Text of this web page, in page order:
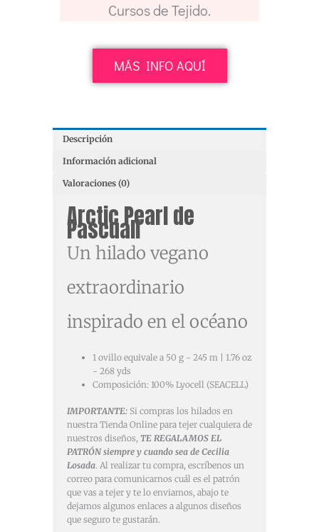
Cursos de Tejido.
MÁS INFO AQUÍ
Descripción
Información adicional
Valoraciones (0)
Arctic Pearl de
Pascuali
Un hilado vegano
extraordinario
inspirado en el océano
1 ovillo equivale a 50 g ~ 245 m | 1.76 oz
~ 268 yds
Composición: 100% Lyocell (SEACELL)
IMPORTANTE: Si compras los hilados en
nuestra Tienda Online para tejer cualquiera de
nuestros diseños, TE REGALAMOS EL
PATRÓN siempre y cuando sea de Cecilia
Losada. Al realizar tu compra, escríbenos un
correo para comunicarnos cuál es el patrón
que vas a tejer y te lo enviamos, abajo te
dejamos algunos enlaces a algunos diseños
que seguro te gustarán.